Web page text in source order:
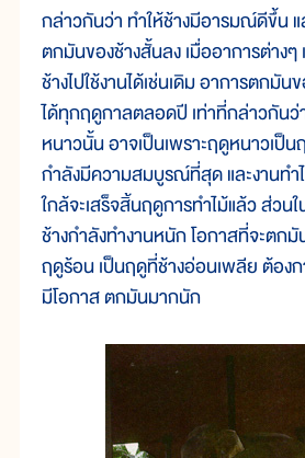
กล่าวกันว่า ทำให้ช้างมีอารมณ์ดีขึ้น แ
ตกมันของช้างสั้นลง เมื่ออาการต่าง
ช้างไปใช้งานได้เช่นเดิม อาการตกมัน
ได้ทุกฤดูกาลตลอดปี เท่าที่กล่าวกันว่
หนาวนั้น อาจเป็นเพราะฤดูหนาวเป็
กำลังมีความสมบูรณ์ที่สุด และงานทำไ
ใกล้จะเสร็จสิ้นฤดูการทำไม้แล้ว ส่ว
ช้างกำลังทำงานหนัก โอกาสที่จะตก
ฤดูร้อน เป็นฤดูที่ช้างอ่อนเพลีย ต้อง
มีโอกาส ตกมันมากนัก